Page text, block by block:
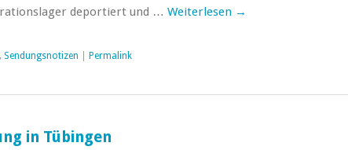
deportiert und …Weiterlesen →
,Sendungsnotizen Permalink
in Tübingen